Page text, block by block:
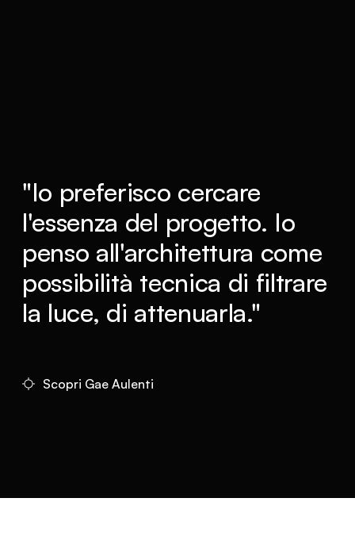
"Io preferisco cercare
l'essenza del progetto. Io
penso all'architettura come
possibilità tecnica di filtrare
la luce, di attenuarla."
Scopri Gae Aulenti